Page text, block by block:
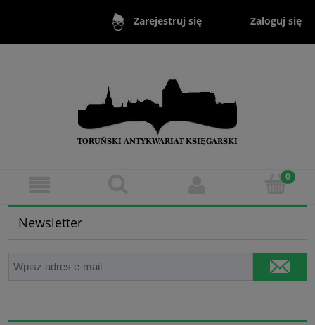
Zarejestruj się Zaloguj się
Newsletter